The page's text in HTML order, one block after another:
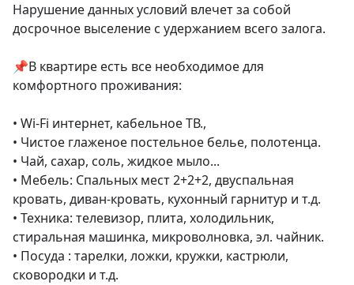
Нарушение данных условий влечет за собой
досрочное выселение с удержанием всего залога.
📌В квартире есть все необходимое для
комфортного проживания:
• Wi-Fi интернет, кабельное ТВ.,
• Чистое глаженое постельное белье, полотенца.
• Чай, сахар, соль, жидкое мыло...
• Мебель: Спальных мест 2+2+2, двуспальная
кровать, диван-кровать, кухонный гарнитур и т.д.
• Техника: телевизор, плита, холодильник,
стиральная машинка, микроволновка, эл. чайник.
• Посуда : тарелки, ложки, кружки, кастрюли,
сковородки и т.д.